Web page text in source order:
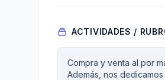
ACTIVIDADES /
Compra y venta al por
Además, nos